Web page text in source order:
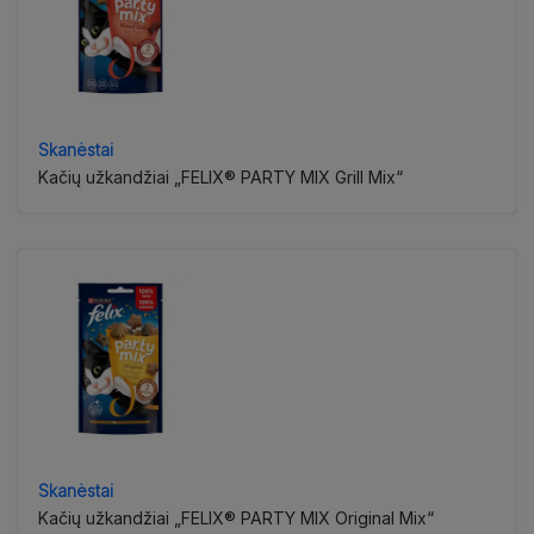
Skanėstai
Kačių užkandžiai „FELIX® PARTY MIX Grill Mix“
Skanėstai
Kačių užkandžiai „FELIX® PARTY MIX Original Mix“